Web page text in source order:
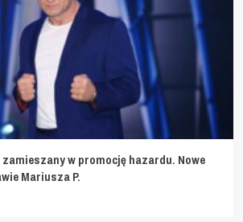
w promocję hazardu. Nowe
Mariusza P.